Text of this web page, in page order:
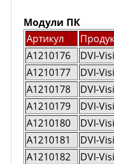
Модули ПК
Артикул
A1210176
DVI-
A1210177
DVI-
A1210178
DVI-
A1210179
DVI-
A1210180
DVI-
A1210181
DVI-
A1210182
DVI-